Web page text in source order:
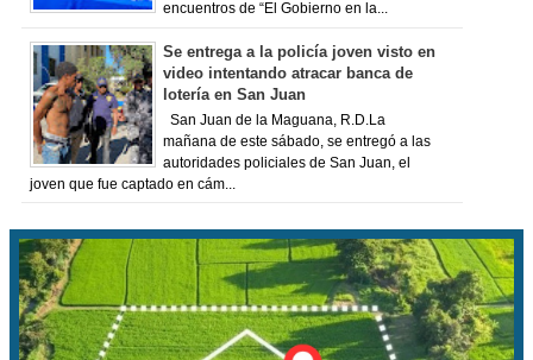
encuentros de “El Gobierno en la...
Se entrega a la policía joven visto en
video intentando atracar banca de
lotería en San Juan
San Juan de la Maguana, R.D.La
mañana de este sábado, se entregó a las
autoridades policiales de San Juan, el
joven que fue captado en cám...